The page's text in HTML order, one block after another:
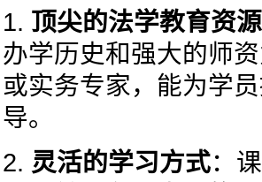
1. 顶尖的法学教育资源
办学历史和强大的师
或实务专家，能为学
导。
2. 灵活的学习方式：